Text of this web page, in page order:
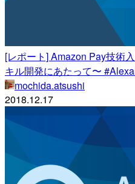
[レポート] Amazon Pay技術
キル開発にあたって〜
mochida.atsushi
2018.12.17